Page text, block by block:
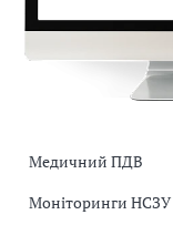
Медичний ПДВ
Моніторинги НСЗУ